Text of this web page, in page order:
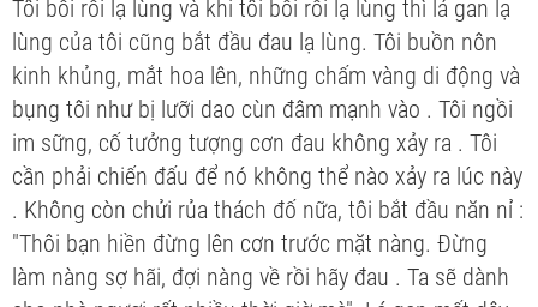
Tôi bối rối lạ lùng và khi tôi bối rối lạ lùng thì lá gan lạ
lùng của tôi cũng bắt đầu đau lạ lùng. Tôi buồn nôn
kinh khủng, mắt hoa lên, những chấm vàng di động và
bụng tôi như bị lưỡi dao cùn đâm mạnh vào . Tôi ngồi
im sững, cố tưởng tượng cơn đau không xảy ra . Tôi
cần phải chiến đấu để nó không thể nào xảy ra lúc này
. Không còn chửi rủa thách đố nữa, tôi bắt đầu năn nỉ :
"Thôi bạn hiền đừng lên cơn trước mặt nàng. Đừng
làm nàng sợ hãi, đợi nàng về rồi hãy đau . Ta sẽ dành